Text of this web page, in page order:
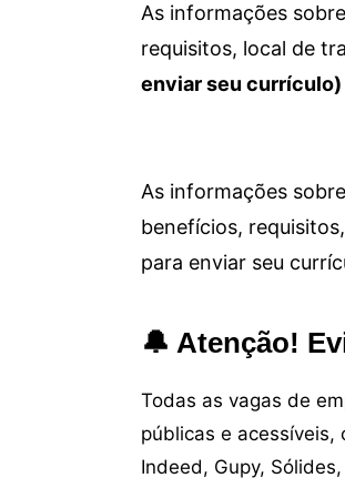
As informações
requisitos, local de
enviar seu currículo)
As informações
benefícios,
para enviar seu
🔔 Atenção!
Todas as vagas de
públicas e acessíveis,
Indeed, Gupy,